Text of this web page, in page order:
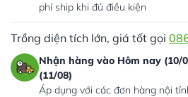
phí ship khi đủ điều kiện
Trồng diện tích lớn, giá tốt gọi
Nhận hàng vào Hôm nay (10/
(11/08)
Áp dụng với các đơn hàng nội